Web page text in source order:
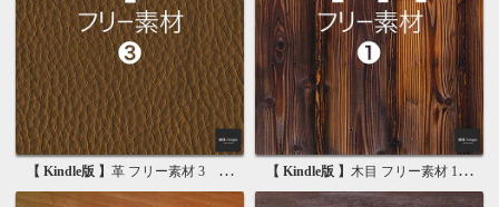
【 Kindle版 】 革 フリー素材 3 無料で使える背景素材集 【 Kindle版 】 木目 フリー素材 1 無料で使える写真素材集